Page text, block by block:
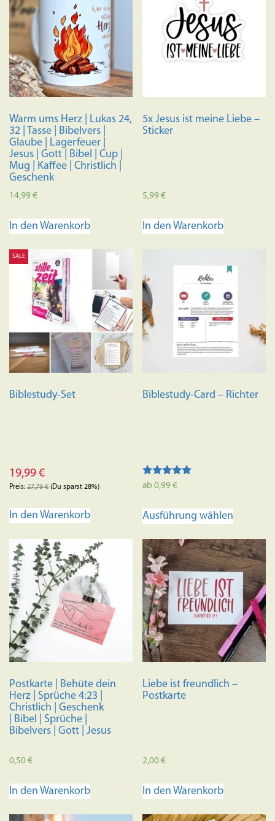
Warm ums Herz | Lukas 24,
32 | Tasse | Bibelvers |
Glaube | Lagerfeuer |
Jesus | Gott | Bibel | Cup |
Mug | Kaffee | Christlich |
Geschenk
14,99€
In den Warenkorb
5x Jesus ist meine Liebe –
Sticker
5,99€
In den Warenkorb
SALE
Biblestudy-Set
19,99 €
Preis: 27,79€ (Du sparst 28%)
In den Warenkorb
Biblestudy-Card – Richter
Bewertet mit
ab0,99€
Ausführung wählen
mehrere
auf.
Die
können
auf
der
gewählt
Postkarte | Behüte dein
Herz | Sprüche 4:23 |
Christlich | Geschenk
| Bibel | Sprüche |
Bibelvers | Gott | Jesus
0,50€
In den Warenkorb
Liebe ist freundlich –
Postkarte
2,00€
In den Warenkorb